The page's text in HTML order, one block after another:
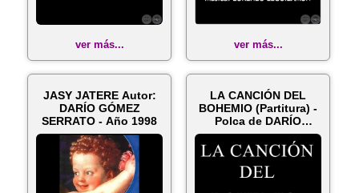
ver más... ver más...
JASY JATERE Autor:
DARÍO GÓMEZ
SERRATO - Año 1998
LA CANCIÓN DEL
BOHEMIO (Partitura) -
Polca de DARÍO
GÓMEZ SERRATO